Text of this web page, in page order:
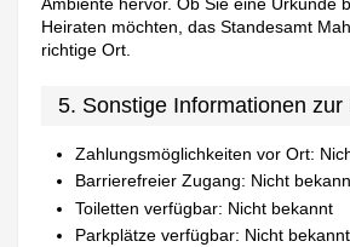
Heiraten möchten, das Standesamt
richtige Ort.
5. Sonstige Informationen zur
Zahlungsmöglichkeiten vor Ort:
Barrierefreier Zugang: Nicht
Toiletten verfügbar: Nicht bekannt
Parkplätze verfügbar: Nicht bekannt